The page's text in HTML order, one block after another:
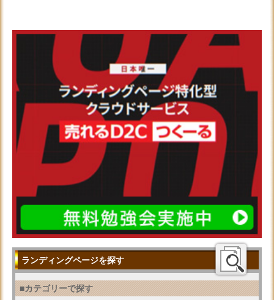
ランディングページを探す
■カテゴリーで探す